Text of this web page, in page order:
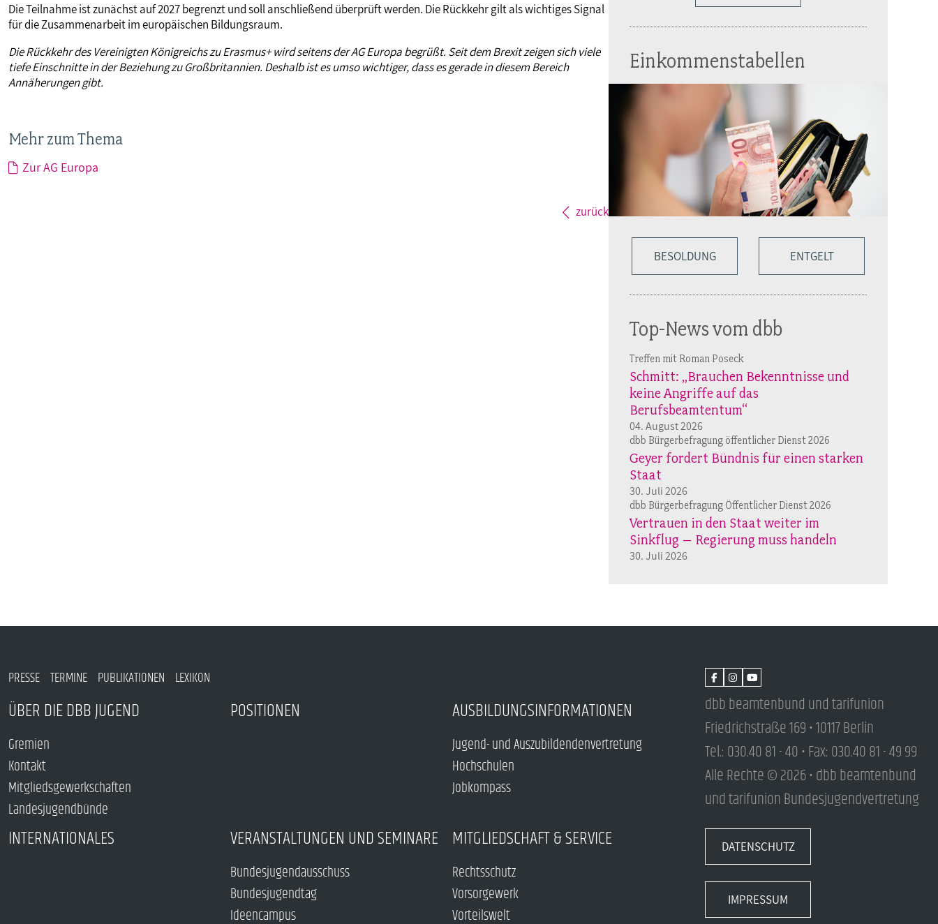
Die Teilnahme ist zunächst auf 2027 begrenzt und soll anschließend überprüft werden. Die Rückkehr gilt als wichtiges Signal
für die Zusammenarbeit im europäischen Bildungsraum.
Die Rückkehr des Vereinigten Königreichs zu Erasmus+ wird seitens der AG Europa begrüßt. Seit dem Brexit zeigen sich viele
tiefe Einschnitte in der Beziehung zu Großbritannien. Deshalb ist es umso wichtiger, dass es gerade in diesem Bereich
Annäherungen gibt.
Mehr zum Thema
Zur AG Europa
zurück
Einkommenstabellen
BESOLDUNG ENTGELT
Top-News vom dbb
Treffen mit Roman Poseck
Schmitt: „Brauchen Bekenntnisse und
keine Angriffe auf das
Berufsbeamtentum“
04. August 2026
dbb Bürgerbefragung öffentlicher Dienst 2026
Geyer fordert Bündnis für einen starken
Staat
30. Juli 2026
dbb Bürgerbefragung Öffentlicher Dienst 2026
Vertrauen in den Staat weiter im
Sinkflug – Regierung muss handeln
30. Juli 2026
PRESSE TERMINE PUBLIKATIONEN LEXIKON
ÜBER DIE DBB JUGEND
Gremien
Kontakt
Mitgliedsgewerkschaften
Landesjugendbünde
POSITIONEN AUSBILDUNGSINFORMATIONEN
Jugend- und Auszubildendenvertretung
Hochschulen
Jobkompass
INTERNATIONALES VERANSTALTUNGEN UND SEMINARE
Bundesjugendausschuss
Bundesjugendtag
Ideencampus
MITGLIEDSCHAFT & SERVICE
Rechtsschutz
Vorsorgewerk
Vorteilswelt
dbb beamtenbund und tarifunion
Friedrichstraße 169 • 10117 Berlin
Tel.: 030.40 81 - 40 • Fax: 030.40 81 - 49 99
Alle Rechte © 2026 • dbb beamtenbund
und tarifunion Bundesjugendvertretung
DATENSCHUTZ
IMPRESSUM